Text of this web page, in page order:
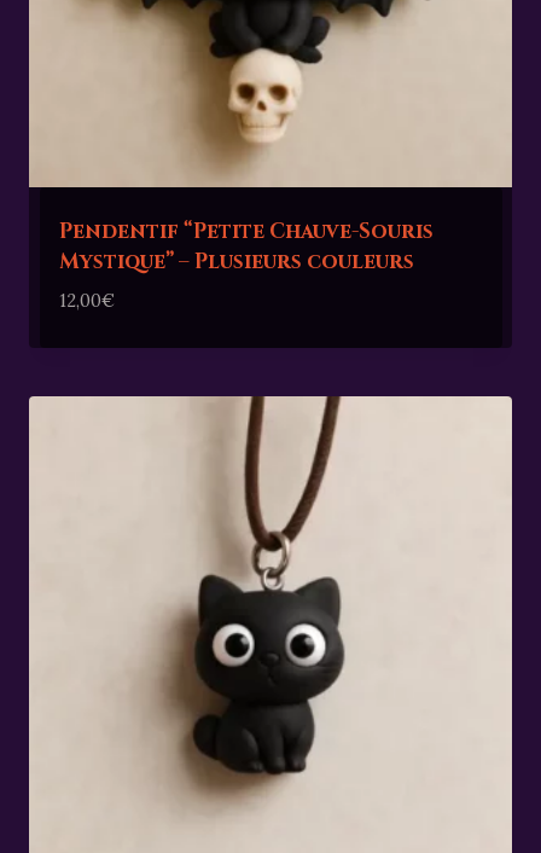
Pendentif “Petite Chauve-Souris
Mystique” – Plusieurs couleurs
12,00€